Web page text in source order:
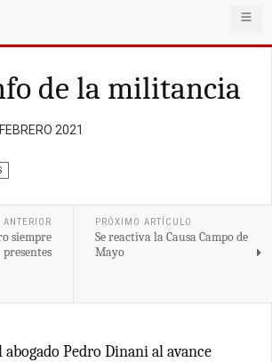
de la militancia
2021
siempre
presentes
PRÓXIMO ARTÍCULO
Se reactiva la Causa Campo de
Mayo
Pedro Dinani al avance